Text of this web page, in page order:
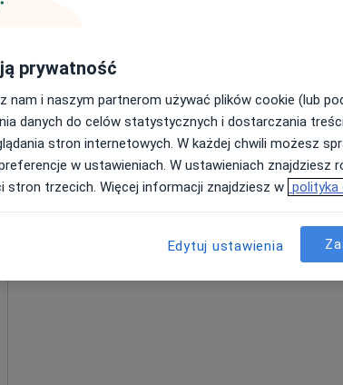
Dziś Jutro Ndz, Pon,
10 Sie
Umawianie online nie jest dostępne
prywatność
nam i naszym partnerom używać plików cookie (lub
danych do celów statystycznych i dostarczania
stron internetowych. W każdej chwili możesz
w ustawieniach. W ustawieniach znajdziesz
stron trzecich. Więcej informacji znajdziesz w polityka
Edytuj ustawienia